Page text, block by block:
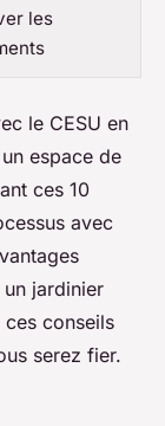
les
le CESU en
espace de
ces 10
avec
jardinier
conseils
serez fier.